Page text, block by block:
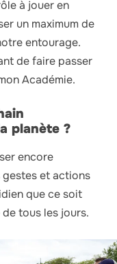
à jouer en
un maximum de
entourage.
de faire passer
Académie.
planète ?
encore
gestes et actions
que ce soit
tous les jours.